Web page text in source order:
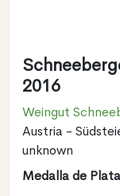
2016
Weingut
Austria -
unknown
Medalla de Plata